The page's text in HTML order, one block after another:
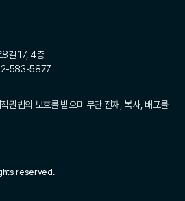
길 17, 4층
583-5877
권법의 보호를 받으며 무단 전재, 복사, 배포를
reserved.